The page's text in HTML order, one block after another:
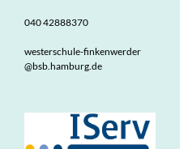
040 42888370
westerschule-finkenwerder
@bsb.hamburg.de